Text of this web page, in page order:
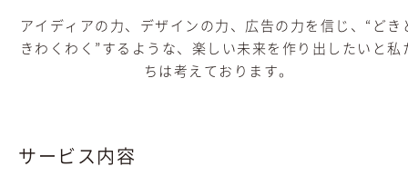
アイディアの力、デザインの力、広告の力を信じ、“どき
きわくわく”するような、楽しい未来を作り出したいと私
ちは考えております。
サービス内容